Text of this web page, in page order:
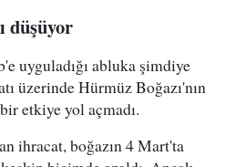
düşüyor
uyguladığı abluka şimdiye
üzerinde Hürmüz Boğazı'nın
etkiye yol açmadı.
ihracat, boğazın 4 Mart'ta